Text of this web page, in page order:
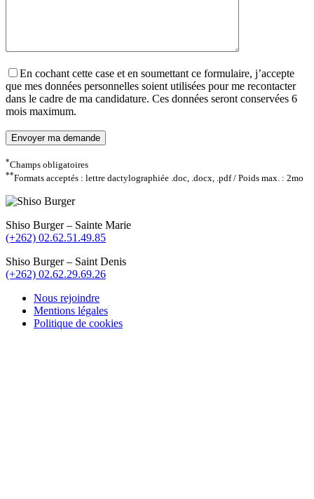
En cochant cette case et en soumettant ce formulaire, j’accepte
que mes données personnelles soient utilisées pour me recontacter
dans le cadre de ma candidature. Ces données seront conservées 6
mois maximum.
*Champs obligatoires
**Formats acceptés : lettre dactylographiée .doc, .docx, .pdf / Poids max. : 2mo
Shiso Burger – Sainte Marie
(+262) 02.62.51.49.85
Shiso Burger – Saint Denis
(+262) 02.62.29.69.26
Nous rejoindre
Mentions légales
Politique de cookies